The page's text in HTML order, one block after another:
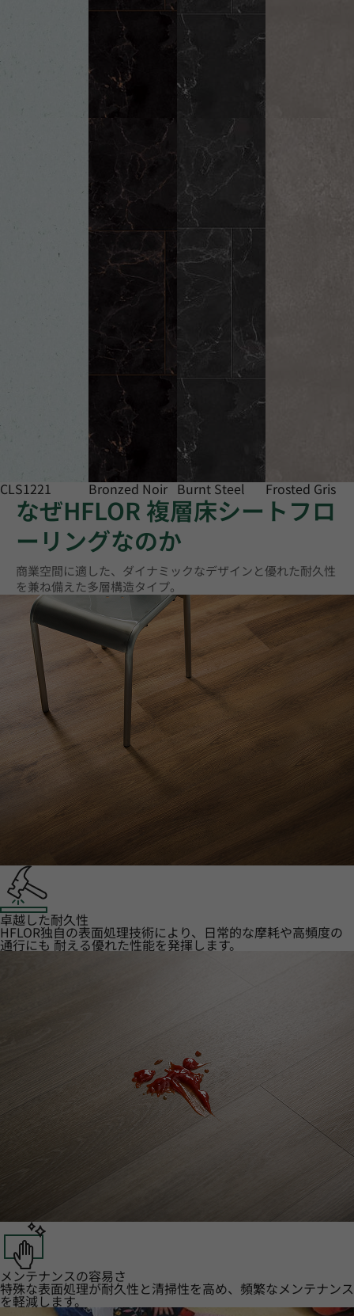
CLS1221 Bronzed Noir Burnt Steel Frosted Gris
なぜHFLOR 複層床シートフロ
ーリングなのか
商業空間に適した、ダイナミックなデザインと優れた耐久性
を兼ね備えた多層構造タイプ。
卓越した耐久性
HFLOR独自の表面処理技術により、日常的な摩耗や高頻度の
通行にも 耐える優れた性能を発揮します。
メンテナンスの容易さ
特殊な表面処理が耐久性と清掃性を高め、頻繁なメンテナンス
を軽減します。